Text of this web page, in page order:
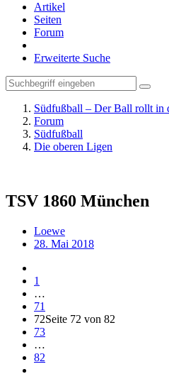
Artikel
Seiten
Forum
Erweiterte Suche
Südfußball – Der Ball rollt in
Forum
Südfußball
Die oberen Ligen
TSV 1860 München
Loewe
28. Mai 2018
1
…
71
72Seite 72 von 82
73
…
82